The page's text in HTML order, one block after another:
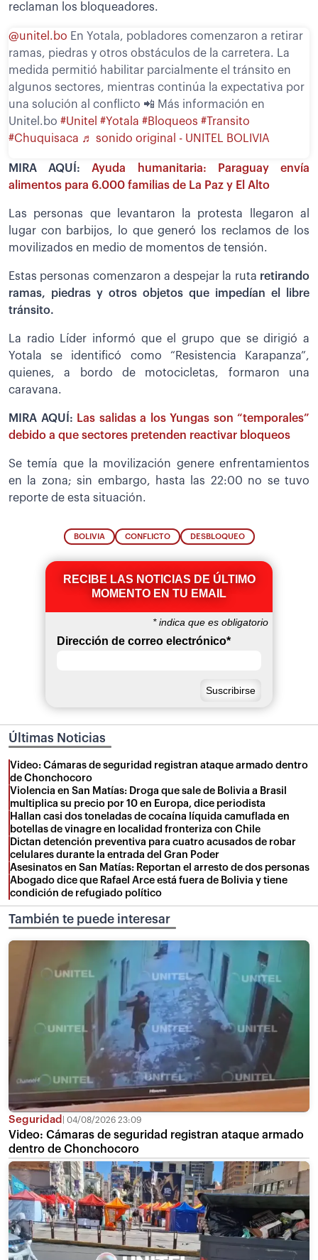
reclaman los bloqueadores.
@unitel.bo En Yotala, pobladores comenzaron a retirar
ramas, piedras y otros obstáculos de la carretera. La
medida permitió habilitar parcialmente el tránsito en
algunos sectores, mientras continúa la expectativa por
una solución al conflicto 📲 Más información en
Unitel.bo #Unitel #Yotala #Bloqueos #Transito
#Chuquisaca ♬ sonido original - UNITEL BOLIVIA
MIRA AQUÍ:Ayuda humanitaria: Paraguay envía
alimentos para 6.000 familias de La Paz y El Alto
Las personas que levantaron la protesta llegaron al
lugar con barbijos, lo que generó los reclamos de los
movilizados en medio de momentos de tensión.
Estas personas comenzaron a despejar la ruta retirando
ramas, piedras y otros objetos que impedían el libre
tránsito.
La radio Líder informó que el grupo que se dirigió a
Yotala se identificó como “Resistencia Karapanza”,
quienes, a bordo de motocicletas, formaron una
caravana.
MIRA AQUÍ: Las salidas a los Yungas son “temporales”
debido a que sectores pretenden reactivar bloqueos
Se temía que la movilización genere enfrentamientos
en la zona; sin embargo, hasta las 22:00 no se tuvo
reporte de esta situación.
BOLIVIA CONFLICTO DESBLOQUEO
RECIBE LAS NOTICIAS DE ÚLTIMO
MOMENTO EN TU EMAIL
*indica que es obligatorio
Dirección de correo electrónico*
Últimas Noticias
Video: Cámaras de seguridad registran ataque armado dentro
de Chonchocoro
Violencia en San Matías: Droga que sale de Bolivia a Brasil
multiplica su precio por 10 en Europa, dice periodista
Hallan casi dos toneladas de cocaína líquida camuflada en
botellas de vinagre en localidad fronteriza con Chile
Dictan detención preventiva para cuatro acusados de robar
celulares durante la entrada del Gran Poder
Asesinatos en San Matías: Reportan el arresto de dos personas
Abogado dice que Rafael Arce está fuera de Bolivia y tiene
condición de refugiado político
También te puede interesar
Seguridad 04/08/2026 23:09
Video: Cámaras de seguridad registran ataque armado
dentro de Chonchocoro